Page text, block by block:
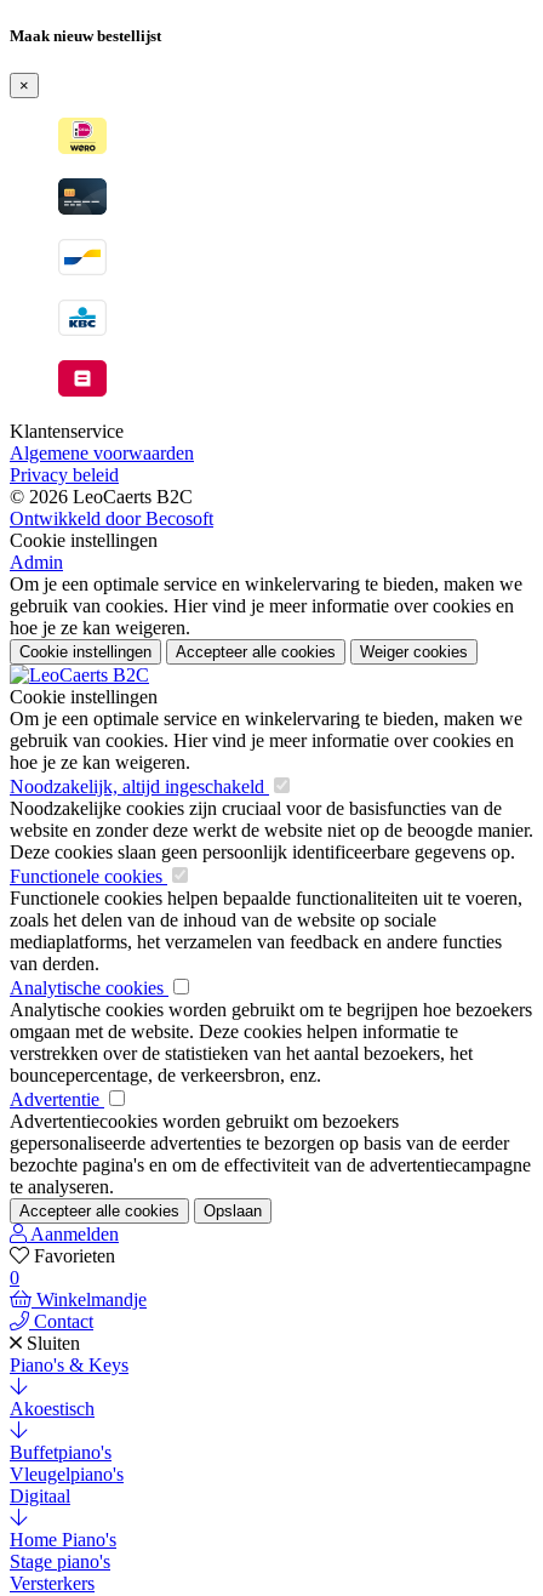
Maak nieuw bestellijst
×
Klantenservice
Algemene voorwaarden
Privacy beleid
© 2026 LeoCaerts B2C
Ontwikkeld door Becosoft
Cookie instellingen
Admin
Om je een optimale service en winkelervaring te bieden, maken we
gebruik van cookies. Hier vind je meer informatie over cookies en
hoe je ze kan weigeren.
Cookie instellingen Accepteer alle cookies Weiger cookies
Cookie instellingen
Om je een optimale service en winkelervaring te bieden, maken we
gebruik van cookies. Hier vind je meer informatie over cookies en
hoe je ze kan weigeren.
Noodzakelijk, altijd ingeschakeld
Noodzakelijke cookies zijn cruciaal voor de basisfuncties van de
website en zonder deze werkt de website niet op de beoogde manier.
Deze cookies slaan geen persoonlijk identificeerbare gegevens op.
Functionele cookies
Functionele cookies helpen bepaalde functionaliteiten uit te voeren,
zoals het delen van de inhoud van de website op sociale
mediaplatforms, het verzamelen van feedback en andere functies
van derden.
Analytische cookies
Analytische cookies worden gebruikt om te begrijpen hoe bezoekers
omgaan met de website. Deze cookies helpen informatie te
verstrekken over de statistieken van het aantal bezoekers, het
bouncepercentage, de verkeersbron, enz.
Advertentie
Advertentiecookies worden gebruikt om bezoekers
gepersonaliseerde advertenties te bezorgen op basis van de eerder
bezochte pagina's en om de effectiviteit van de advertentiecampagne
te analyseren.
Accepteer alle cookies Opslaan
Aanmelden
Favorieten
0
Winkelmandje
Contact
Sluiten
Piano's & Keys
Akoestisch
Buffetpiano's
Vleugelpiano's
Digitaal
Home Piano's
Stage piano's
Versterkers